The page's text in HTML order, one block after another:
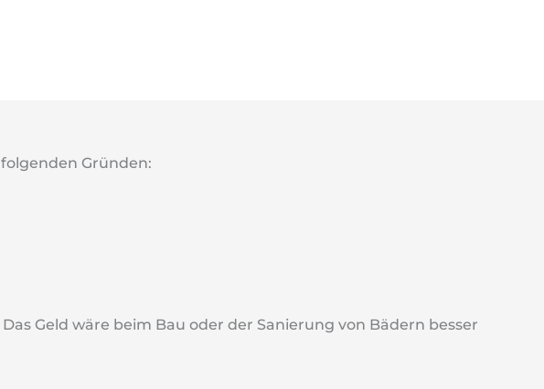
Gründen:
Geld wäre beim Bau oder der Sanierung von Bädern besser